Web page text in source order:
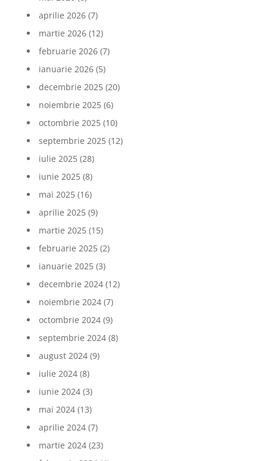
aprilie 2026(7)
martie 2026(12)
februarie 2026(7)
ianuarie 2026(5)
decembrie 2025(20)
noiembrie 2025(6)
octombrie 2025(10)
septembrie 2025(12)
iulie 2025(28)
iunie 2025(8)
mai 2025(16)
aprilie 2025(9)
martie 2025(15)
februarie 2025(2)
ianuarie 2025(3)
decembrie 2024(12)
noiembrie 2024(7)
octombrie 2024(9)
septembrie 2024(8)
august 2024(9)
iulie 2024(8)
iunie 2024(3)
mai 2024(13)
aprilie 2024(7)
martie 2024(23)